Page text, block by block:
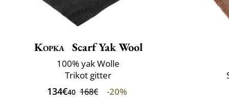
Kopka Scarf Yak Wool
100% yak Wolle
Trikot gitter
134€40 168€ -20%